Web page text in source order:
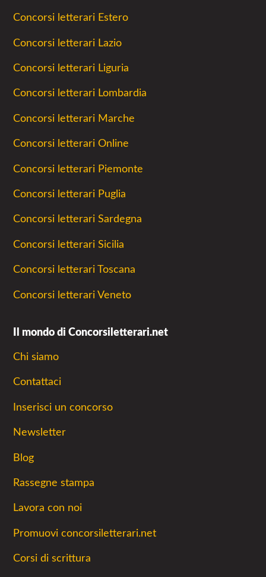
Concorsi letterari Estero
Concorsi letterari Lazio
Concorsi letterari Liguria
Concorsi letterari Lombardia
Concorsi letterari Marche
Concorsi letterari Online
Concorsi letterari Piemonte
Concorsi letterari Puglia
Concorsi letterari Sardegna
Concorsi letterari Sicilia
Concorsi letterari Toscana
Concorsi letterari Veneto
Il mondo di Concorsiletterari.net
Chi siamo
Contattaci
Inserisci un concorso
Newsletter
Blog
Rassegne stampa
Lavora con noi
Promuovi concorsiletterari.net
Corsi di scrittura